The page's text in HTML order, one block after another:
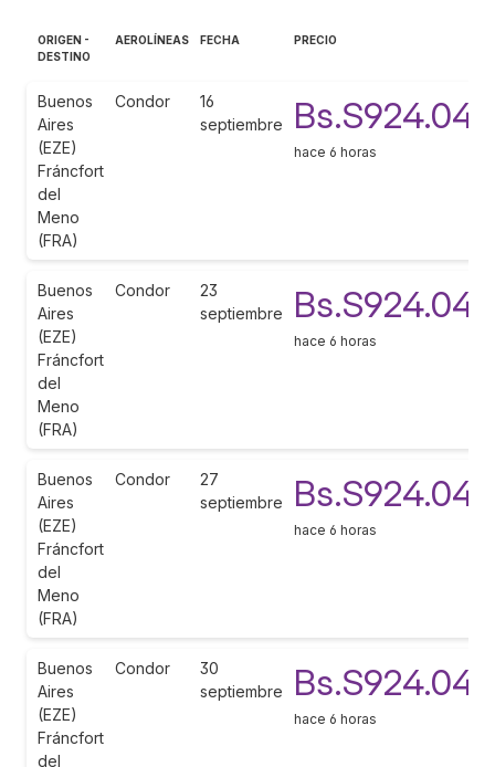
ORIGEN -
DESTINO
AEROLÍNEAS FECHA PRECIO
Buenos
Aires
(EZE)
Fráncfort
del
Meno
(FRA)
Condor
16
septiembre
Bs.S924.045
hace 6 horas
Buenos
Aires
(EZE)
Fráncfort
del
Meno
(FRA)
Condor
23
septiembre
Bs.S924.045
hace 6 horas
Buenos
Aires
(EZE)
Fráncfort
del
Meno
(FRA)
Condor
27
septiembre
Bs.S924.045
hace 6 horas
Buenos
Aires
(EZE)
Fráncfort
del
Condor
30
septiembre
Bs.S924.045
hace 6 horas